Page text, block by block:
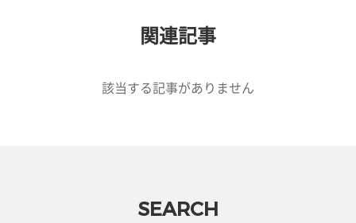
関連記事
該当する記事がありません
SEARCH